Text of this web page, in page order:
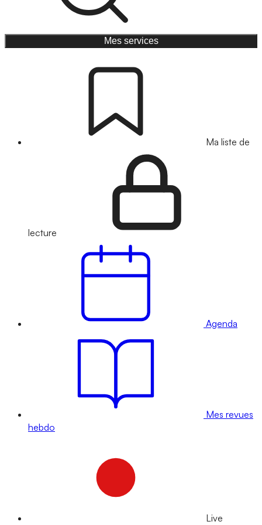
Mes services
Ma liste de
lecture
Agenda
Mes revues
hebdo
Live